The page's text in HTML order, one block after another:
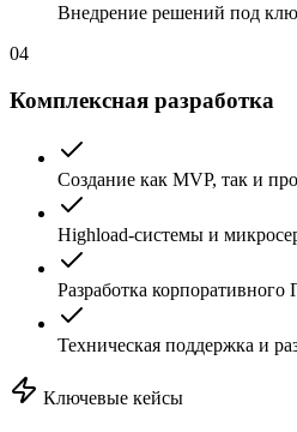
Внедрение решений под
04
Комплексная разработка
Создание как MVP, так и
Highload-системы и
Разработка
Техническая поддержка и
Ключевые кейсы